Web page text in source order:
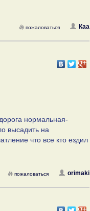
Каа
пожаловаться
нормальная-
высадить на
что все кто ездил
orimaki
пожаловаться